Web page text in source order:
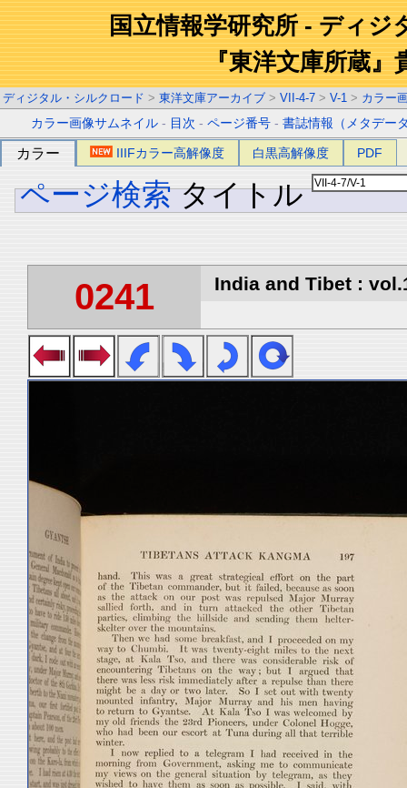
国立情報学研究所 - ディジ
『東洋文庫所蔵』
ディジタル・シルクロード > 東洋文庫アーカイブ > VII-4-7 > V-1 > カラー
カラー画像サムネイル - 目次 -ページ番号 -書誌情報（メタデー
カラー IIIFカラー高解像度 白黒高解像度 PDF
ページ検索 タイトル
0241 India and Tibet :